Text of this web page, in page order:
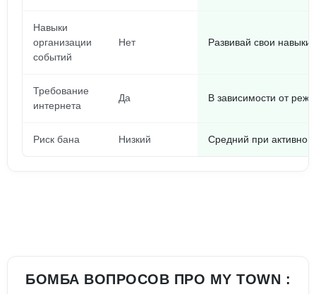
Навыки
организации
событий
Нет Развивай свои навыки
Требование
интернета
Да В зависимости от
Риск бана Низкий Средний при
БОМБА ВОПРОСОВ ПРО MY TOWN :